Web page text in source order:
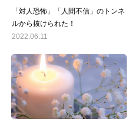
「対人恐怖」「人間不信」のトンネ
ルから抜けられた！
2022.06.11